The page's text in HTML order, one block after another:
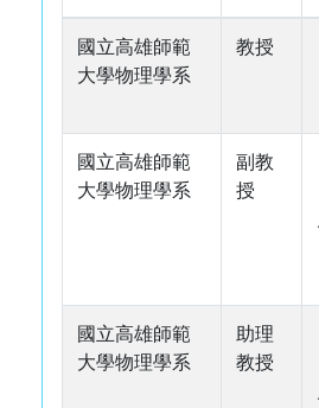
國立高雄師範
大學物理學系
教授
國立高雄師範
大學物理學系
副教
授
國立高雄師範
大學物理學系
助理
教授